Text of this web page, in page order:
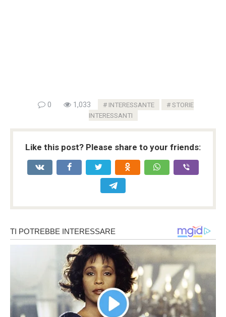
0 1,033 INTERESSANTE
STORIE
INTERESSANTI
Like this post? Please share to your friends: